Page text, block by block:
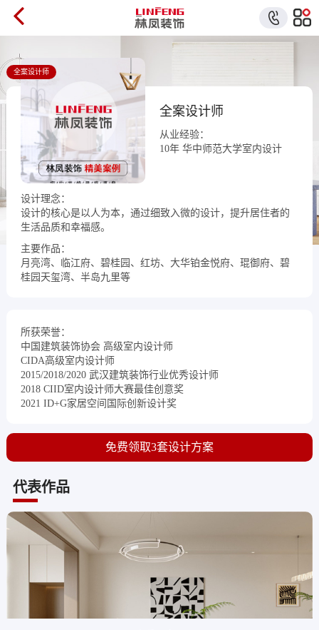
全案设计师
全案设计师
从业经验：
10年 华中师范大学室内设计
设计理念：
设计的核心是以人为本，通过细致入微的设计，提升居住者的
生活品质和幸福感。
主要作品：
月亮湾、临江府、碧桂园、红坊、大华铂金悦府、琨御府、碧
桂园天玺湾、半岛九里等
所获荣誉：
中国建筑装饰协会 高级室内设计师
CIDA高级室内设计师
2015/2018/2020 武汉建筑装饰行业优秀设计师
2018 CIID室内设计师大赛最佳创意奖
2021 ID+G家居空间国际创新设计奖
免费领取3套设计方案
代表作品